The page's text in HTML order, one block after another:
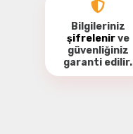
Bilgileriniz
şifrelenirve
güvenliğiniz
garanti edilir.